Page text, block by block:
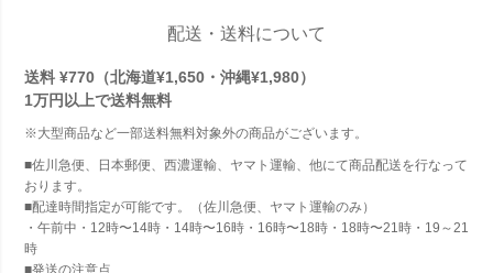
配送・送料について
送料 ¥770（北海道¥1,650・沖縄¥1,980）
1万円以上で送料無料
※大型商品など一部送料無料対象外の商品がございます。
■佐川急便、日本郵便、西濃運輸、ヤマト運輸、他にて商品配送を行なって
おります。
■配達時間指定が可能です。（佐川急便、ヤマト運輸のみ）
・午前中・12時〜14時・14時〜16時・16時〜18時・18時〜21時・19～21
時
■発送の注意点